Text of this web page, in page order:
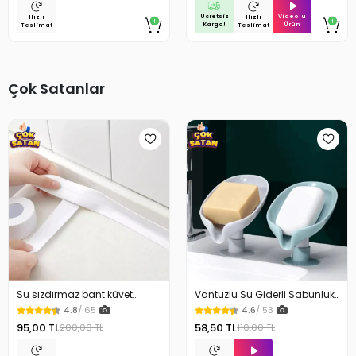
Hızlı
Teslimat
Ücretsiz
Kargo!
Hızlı
Teslimat
Videolu
Ürün
Çok Satanlar
Su sızdırmaz bant küvet
Tezgah tamir bandı
4.8/ 65
95,00 TL200,00 TL
Vantuzlu Su Giderli Sabunluk
Kaymaz 4.6/ 53
58,50 TL110,00 TL